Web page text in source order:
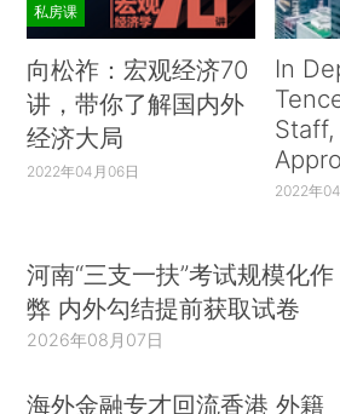
私房课
向松祚：宏观经济70
讲，带你了解国内外
经济大局
2022年04月06日
In
Staff,
2022年
河南“三支一扶”考试规模化作
弊 内外勾结提前获取试卷
2026年08月07日
海外金融专才回流香港 外籍